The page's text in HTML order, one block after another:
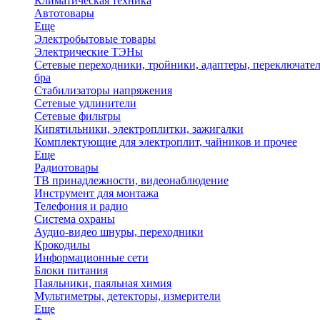
Автотовары
Еще
Электробытовые товары
Электрические ТЭНы
Сетевые переходники, тройники, адаптеры,
бра
Стабилизаторы напряжения
Сетевые удлинители
Сетевые фильтры
Кипятильники, электроплитки, зажигалки
Комплектующие для электроплит, чайников и прочее
Еще
Радиотовары
ТВ принадлежности, видеонаблюдение
Инструмент для монтажа
Телефония и радио
Система охраны
Аудио-видео шнуры, переходники
Крокодилы
Информационные сети
Блоки питания
Паяльники, паяльная химия
Мультиметры, детекторы, измерители
Еще